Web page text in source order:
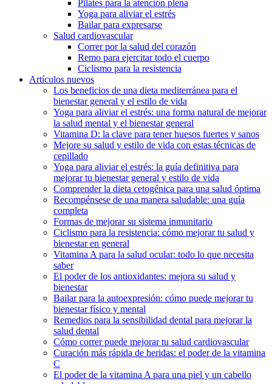
Pilates para la atención plena
Yoga para aliviar el estrés
Bailar para expresarse
Salud cardiovascular
Correr por la salud del corazón
Remo para ejercitar todo el cuerpo
Ciclismo para la resistencia
Artículos nuevos
Los beneficios de una dieta mediterránea para el
bienestar general y el estilo de vida
Yoga para aliviar el estrés: una forma natural de mejorar
la salud mental y el bienestar general
Vitamina D: la clave para tener huesos fuertes y sanos
Mejore su salud y estilo de vida con estas técnicas de
cepillado
Yoga para aliviar el estrés: la guía definitiva para
mejorar tu bienestar general y estilo de vida
Comprender la dieta cetogénica para una salud óptima
Recompénsese de una manera saludable: una guía
completa
Formas de mejorar su sistema inmunitario
Ciclismo para la resistencia: cómo mejorar tu salud y
bienestar en general
Vitamina A para la salud ocular: todo lo que necesita
saber
El poder de los antioxidantes: mejora su salud y
bienestar
Bailar para la autoexpresión: cómo puede mejorar tu
bienestar físico y mental
Remedios para la sensibilidad dental para mejorar la
salud dental
Cómo correr puede mejorar tu salud cardiovascular
Curación más rápida de heridas: el poder de la vitamina
C
El poder de la vitamina A para una piel y un cabello